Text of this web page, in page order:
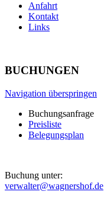
Anfahrt
Kontakt
Links
BUCHUNGEN
Navigation überspringen
Buchungsanfrage
Preisliste
Belegungsplan
Buchung unter:
verwalter@wagnershof.de